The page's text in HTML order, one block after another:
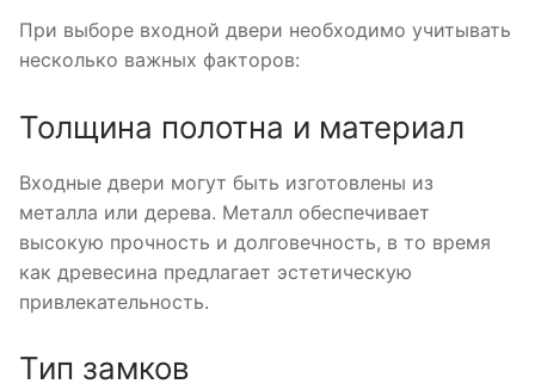
При выборе входной двери необходимо учитывать
несколько важных факторов:
Толщина полотна и материал
Входные двери могут быть изготовлены из
металла или дерева. Металл обеспечивает
высокую прочность и долговечность, в то время
как древесина предлагает эстетическую
привлекательность.
Тип замков